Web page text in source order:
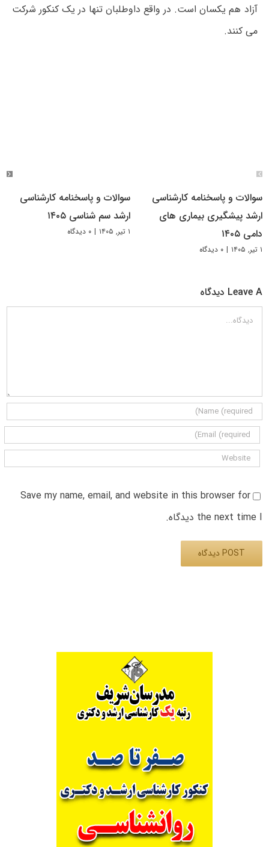
آزاد هم یکسان است. در واقع داوطلبان تنها در یک کنکور شرکت
می کنند.
سوالات و پاسخنامه کارشناسی
ارشد پیشگیری بیماری های
دامی ۱۴۰۵
۱ تیر, ۱۴۰۵ | ۰ دیدگاه
سوالات و پاسخنامه کارشناسی
ارشد سم شناسی ۱۴۰۵
۱ تیر, ۱۴۰۵ | ۰ دیدگاه
Leave A دیدگاه
دیدگاه
Save my name, email, and website in this browser for
the next time I دیدگاه.